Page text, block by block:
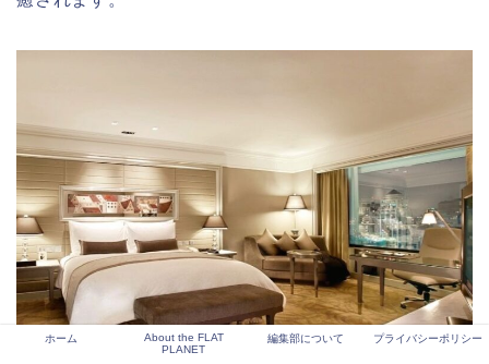
Grande Deluxe Photo from InterContinental Bangkok
ホーム
About the FLAT
PLANET
編集部について プライバシーポリシー